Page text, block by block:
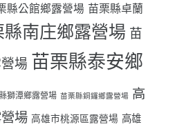
縣公館鄉露營場 苗栗縣卓蘭
縣南庄鄉露營場 苗
場 苗栗縣泰安鄉
獅潭鄉露營場 苗栗縣銅鑼鄉露營場 高
場 高雄市桃源區露營場 高雄